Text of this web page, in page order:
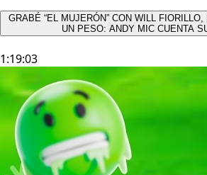
GRABÉ “EL MUJERÓN” CON WILL
UN PESO: ANDY MIC CUENTA
1:19:03